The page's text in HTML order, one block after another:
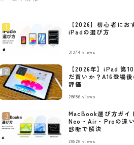
【2026】初心者にお
iPadの選び方
31374 views
【2026年】iPad 第
だ買いか？A16登場
評価
28686 views
MacBook選び方ガイ
Neo・Air・Proの違
診断で解決
28528 views